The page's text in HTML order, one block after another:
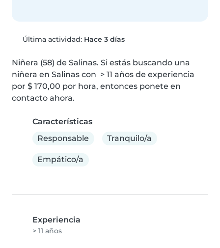
Última actividad: Hace 3 días
Niñera (58) de Salinas. Si estás buscando una
niñera en Salinas con  > 11 años de experiencia
por $ 170,00 por hora, entonces ponete en
contacto ahora.
Características
Responsable
Tranquilo/a
Empático/a
Experiencia
> 11 años